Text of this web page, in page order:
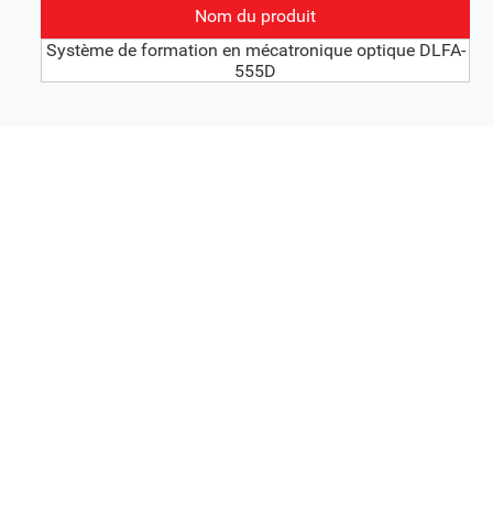
Nom du produit
Système de formation en mécatronique optique DLFA-
555D